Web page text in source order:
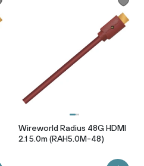
Wireworld Radius 48G HDMI
2.1 5.0m (RAH5.0M-48)